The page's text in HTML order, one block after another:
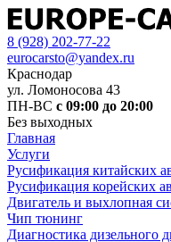
8 (928) 202-77-22
eurocarsto@yandex.ru
Краснодар
ул. Ломоносова 43
ПН-ВС с 09:00 до 20:00
Без выходных
Главная
Услуги
Русификация китайских
Русификация корейских
Двигатель и выхлопная
Чип тюнинг
Диагностика дизельного